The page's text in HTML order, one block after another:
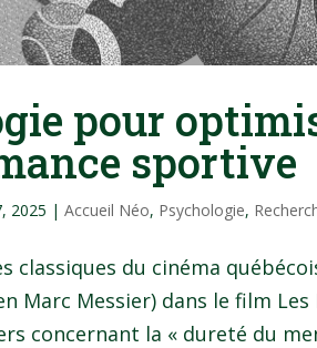
pour
sportive
2025 |Accueil Néo, Psychologie,
classiques du cinéma
Marc Messier) dans le film
concernant la « dureté du